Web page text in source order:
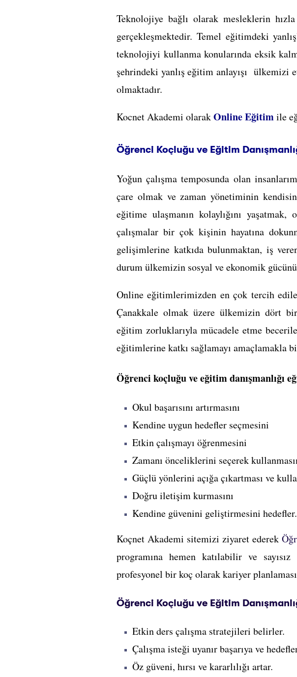
Teknolojiye bağlı olarak mesleklerin
gerçekleşmektedir. Temel eğitimdeki
teknolojiyi kullanma konularında eksik
şehrindeki yanlış eğitim anlayışı ülkemizi
olmaktadır.
Kocnet Akademi olarakOnline Eğitimile
Öğrenci Koçluğu ve Eğitim
Yoğun çalışma temposunda olan
çare olmak ve zaman yönetiminin
eğitime ulaşmanın kolaylığını
çalışmalar bir çok kişinin hayatına
gelişimlerine katkıda bulunmaktan, iş
durum ülkemizin sosyal ve ekonomik
Online eğitimlerimizden en çok tercih
Çanakkale olmak üzere ülkemizin dört
eğitim zorluklarıyla mücadele etme
eğitimlerine katkı sağlamayı amaçlamakla
Öğrenci koçluğu ve eğitim danışmanlığı
Okul başarısını artırmasını
Kendine uygun hedefler seçmesini
Etkin çalışmayı öğrenmesini
Zamanı önceliklerini seçerek
Güçlü yönlerini açığa çıkartması ve
Doğru iletişim kurmasını
Kendine güvenini geliştirmesini hedefler.
Koçnet Akademi sitemizi ziyaret ederek
programına hemen katılabilir ve
profesyonel bir koç olarak kariyer
Öğrenci Koçluğu ve Eğitim
Etkin ders çalışma stratejileri belirler.
Çalışma isteği uyanır başarıya ve
Öz güveni, hırsı ve kararlılığı artar.